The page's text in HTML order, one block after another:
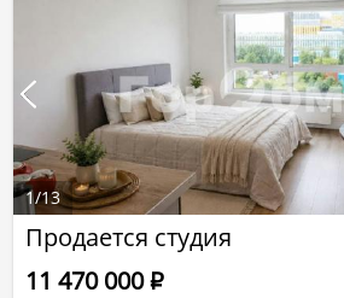
Продается студия
11 470 000Р
1/13